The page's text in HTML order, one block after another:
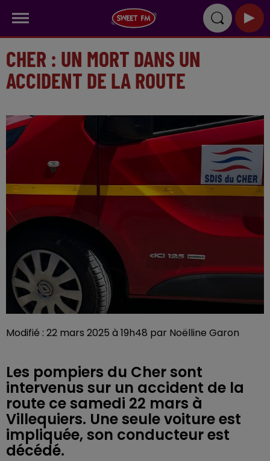
CHER : UN MORT DANS UN
ACCIDENT DE LA ROUTE
Modifié : 22 mars 2025 à 19h48 par Noëlline Garon
Les pompiers du Cher sont
intervenus sur un accident de la
route ce samedi 22 mars à
Villequiers. Une seule voiture est
impliquée, son conducteur est
décédé.